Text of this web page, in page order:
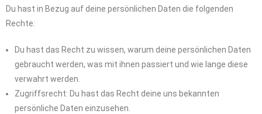
Du hast in Bezug auf deine persönlichen Daten die folgenden
Rechte:
Du hast das Recht zu wissen, warum deine persönlichen Daten
gebraucht werden, was mit ihnen passiert und wie lange diese
verwahrt werden.
Zugriffsrecht: Du hast das Recht deine uns bekannten
persönliche Daten einzusehen.